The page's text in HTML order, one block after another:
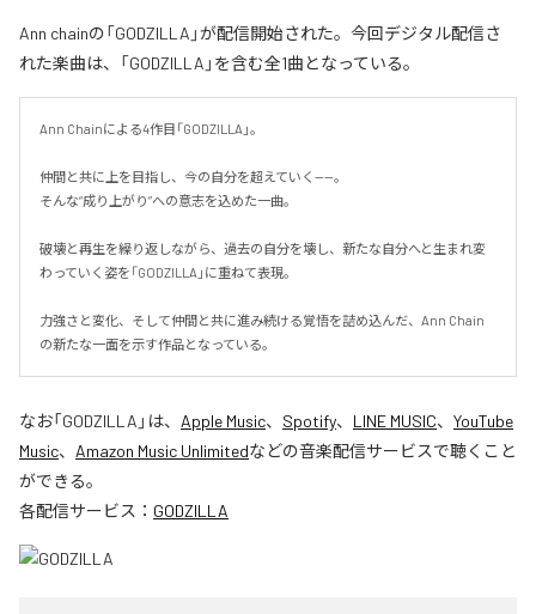
Ann chainの「GODZILLA」が配信開始された。今回デジタル配信さ
れた楽曲は、「GODZILLA」を含む全1曲となっている。
Ann Chainによる4作目「GODZILLA」。
仲間と共に上を目指し、今の自分を超えていく——。
そんな“成り上がり”への意志を込めた一曲。
破壊と再生を繰り返しながら、過去の自分を壊し、新たな自分へと生まれ変
わっていく姿を「GODZILLA」に重ねて表現。
力強さと変化、そして仲間と共に進み続ける覚悟を詰め込んだ、Ann Chain
の新たな一面を示す作品となっている。
なお「GODZILLA 」は、 Apple Music、 Spotify、 LINE MUSIC、 YouTube
Music、 Amazon Music Unlimitedなどの音楽配信サービスで聴くこと
ができる。
各配信サービス： GODZILLA